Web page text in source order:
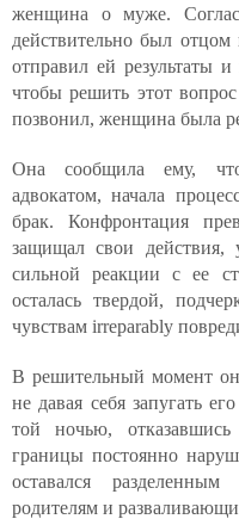
женщина о муже.
действительно был
отправил ей результаты
чтобы решить этот
позвонил, женщина была
Она сообщила ему, что
адвокатом, начала
брак. Конфронтация
защищал свои действия,
сильной реакции с ее
осталась твердой,
чувствам irreparably
В решительный момент
не давая себя запугать
той ночью,
границы постоянно
оставался
родителям и